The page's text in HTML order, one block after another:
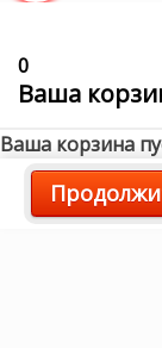
0
Ваша
Ваша корзина